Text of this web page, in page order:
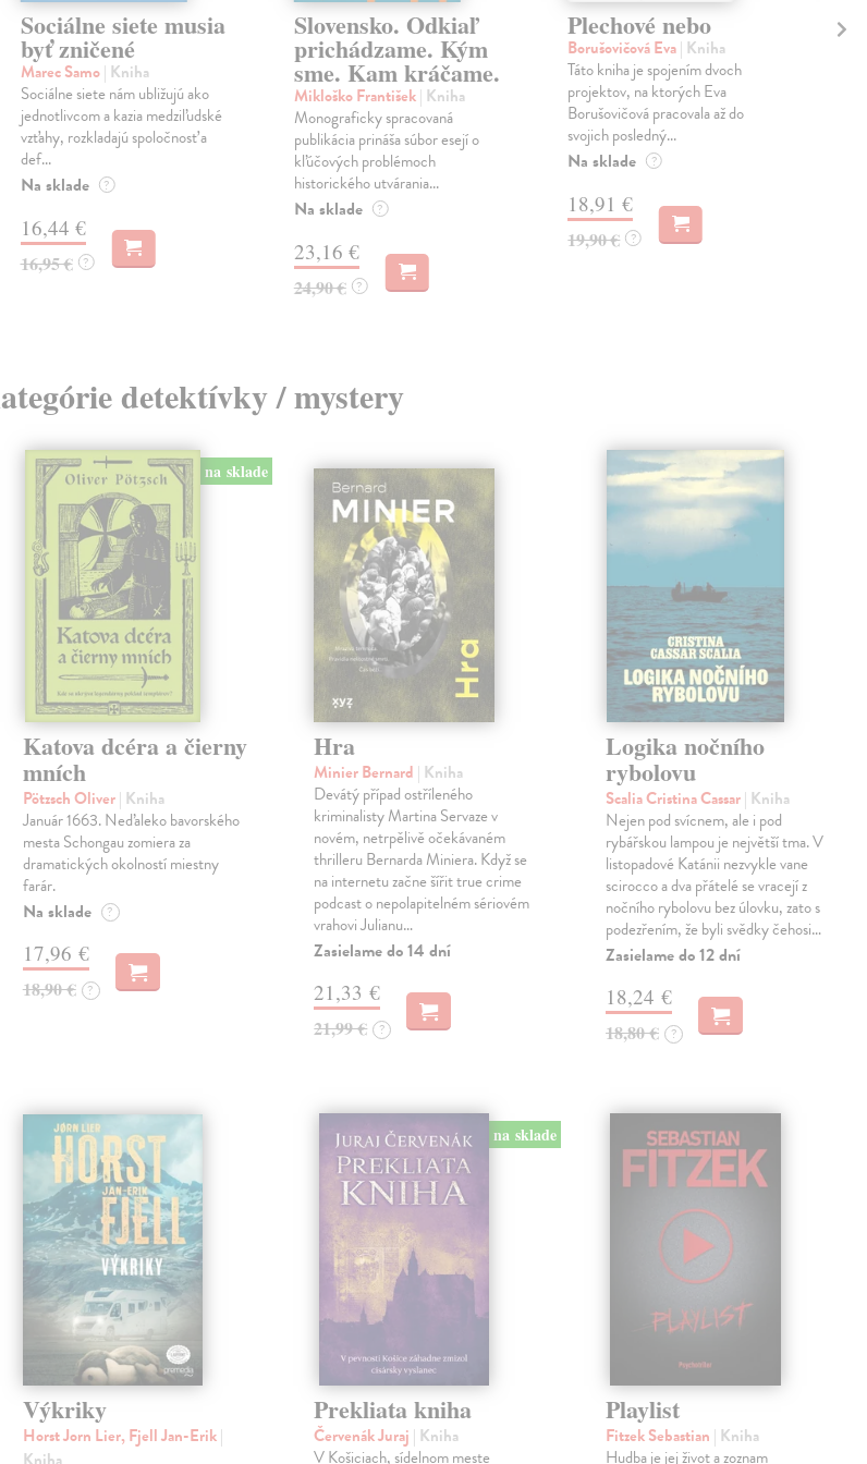
Sociálne siete musia
byť zničené
Marec Samo| Kniha
Sociálne siete nám ubližujú ako
jednotlivcom a kazia medziľudské
vzťahy, rozkladajú spoločnosť a
def...
Na sklade ?
16,44 €
16,95 € ?
Slovensko. Odkiaľ
prichádzame. Kým
sme. Kam kráčame.
Mikloško František| Kniha
Monograficky spracovaná
publikácia prináša súbor esejí o
kľúčových problémoch
historického utvárania...
Na sklade ?
23,16 €
24,90 € ?
Plechové nebo
Borušovičová Eva| Kniha
Táto kniha je spojením dvoch
projektov, na ktorých Eva
Borušovičová pracovala až do
svojich posledný...
Na sklade ?
18,91 €
19,90 € ?
detektívky / mystery
na sklade
Katova dcéra a čierny
mních
Pötzsch Oliver| Kniha
Január 1663. Neďaleko bavorského
mesta Schongau zomiera za
dramatických okolností miestny
farár.
Na sklade ?
17,96 €
18,90 € ?
Hra
Minier Bernard | Kniha
Devátý případ ostříleného
kriminalisty Martina Servaze v
novém, netrpělivě očekávaném
thrilleru Bernarda Miniera. Když se
na internetu začne šířit true crime
podcast o nepolapitelném sériovém
vrahovi Julianu…
Zasielame do 14 dní
21,33 €
21,99 € ?
Logika nočního
rybolovu
Scalia Cristina Cassar| Kniha
Nejen pod svícnem, ale i pod
rybářskou lampou je největší tma. V
listopadové Katánii nezvykle vane
scirocco a dva přátelé se vracejí z
nočního rybolovu bez úlovku, zato s
podezřením, že byli svědky čehosi…
Zasielame do 12 dní
18,24 €
18,80 € ?
Výkriky
Horst Jorn Lier, Fjell Jan-Erik|
na sklade
Prekliata kniha
Červenák Juraj | Kniha
V Košiciach, sídelnom meste
Playlist
Fitzek Sebastian | Kniha
Hudba je jej život a zoznam